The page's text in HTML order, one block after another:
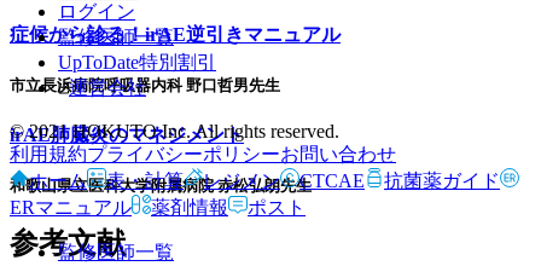
ログイン
監修医師一覧
UpToDate特別割引
運営会社
© 2021 HOKUTO Inc. All rights reserved.
利用規約プライバシーポリシーお問い合わせ
ホーム
表・計算 レジメン CTCAE
抗菌薬ガイド
ERマニュアル
薬剤情報 ポスト
監修医師一覧
症候から診る！irAE逆引きマニュアル
市立長浜病院呼吸器内科 野口哲男先生
irAE肺臓炎のマネジメント
和歌山県立医科大学附属病院 赤松弘朗先生
参考文献